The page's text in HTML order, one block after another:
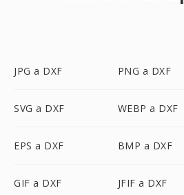
JPG a DXF PNG a DXF
SVG a DXF WEBP a DXF
EPS a DXF BMP a DXF
GIF a DXF JFIF a DXF